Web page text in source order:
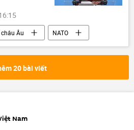
Âu
NATO
Châu Âu
20 bài viết
Nam